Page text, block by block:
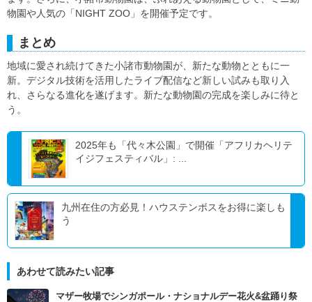
物園や人気の「NIGHT ZOO」を開催予定です。
まとめ
地域に愛され続けてきた小諸市動物園が、新たな動物とともに一
新。デジタル技術を活用したライブ配信など新しい試みも取り入
れ、さらなる進化を遂げます。新たな動物園の完成を楽しみに待と
う。
2025年も「代々木公園」で開催「アフリカヘリテ
イジフェスティバル」: ...
九州在住の方必見！ハウステンボスをお得に楽しも
う
あわせて読みたい記事
マザー牧場でシンガポール・ナショナルデー花火&盆踊り祭